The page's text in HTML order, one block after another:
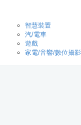
智慧裝置
汽/電車
遊戲
家電/音響/數位攝影